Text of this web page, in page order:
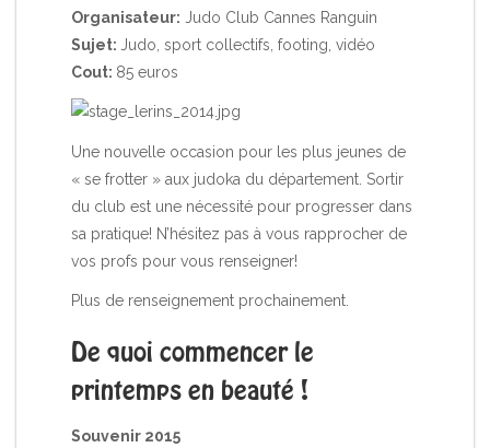
Organisateur: Judo Club Cannes Ranguin
Sujet: Judo, sport collectifs, footing, vidéo
Cout: 85 euros
Une nouvelle occasion pour les plus jeunes de
« se frotter » aux judoka du département. Sortir
du club est une nécessité pour progresser dans
sa pratique! N’hésitez pas à vous rapprocher de
vos profs pour vous renseigner!
Plus de renseignement prochainement.
De quoi commencer le
printemps en beauté !
Souvenir 2015